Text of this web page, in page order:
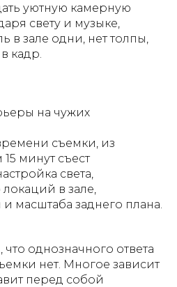
уютную камерную
свету и музыке,
в зале одни, нет толпы,
кадр.
на чужих
съемки, из
минут съест
света,
в зале,
масштаба заднего плана.
однозначного ответа
нет. Многое зависит
перед собой